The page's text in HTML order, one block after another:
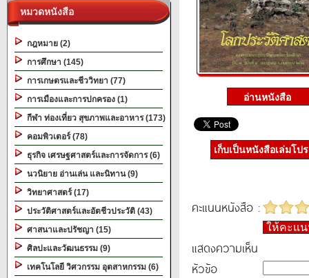
หมวดหนังสือ
กฎหมาย (2)
การศึกษา (145)
การเกษตรและชีววิทยา (77)
การเมืองและการปกครอง (1)
กีฬา ท่องเที่ยว สุขภาพและอาหาร (173)
คอมพิวเตอร์ (78)
ธุรกิจ เศรษฐศาสตร์และการจัดการ (6)
นวนิยาย อ่านเล่น และนิทาน (9)
วิทยาศาสตร์ (17)
ประวัติศาสตร์และอัตชีวประวัติ (43)
ศาสนาและปรัชญา (15)
ศิลปะและวัฒนธรรม (9)
เทคโนโลยี วิศวกรรม อุตสาหกรรม (6)
เก็บเป็นหนังสือเล่มโป
คะแนนหนังสือ :
ให้คะแ
แสดงความเห็น
หัวข้อ